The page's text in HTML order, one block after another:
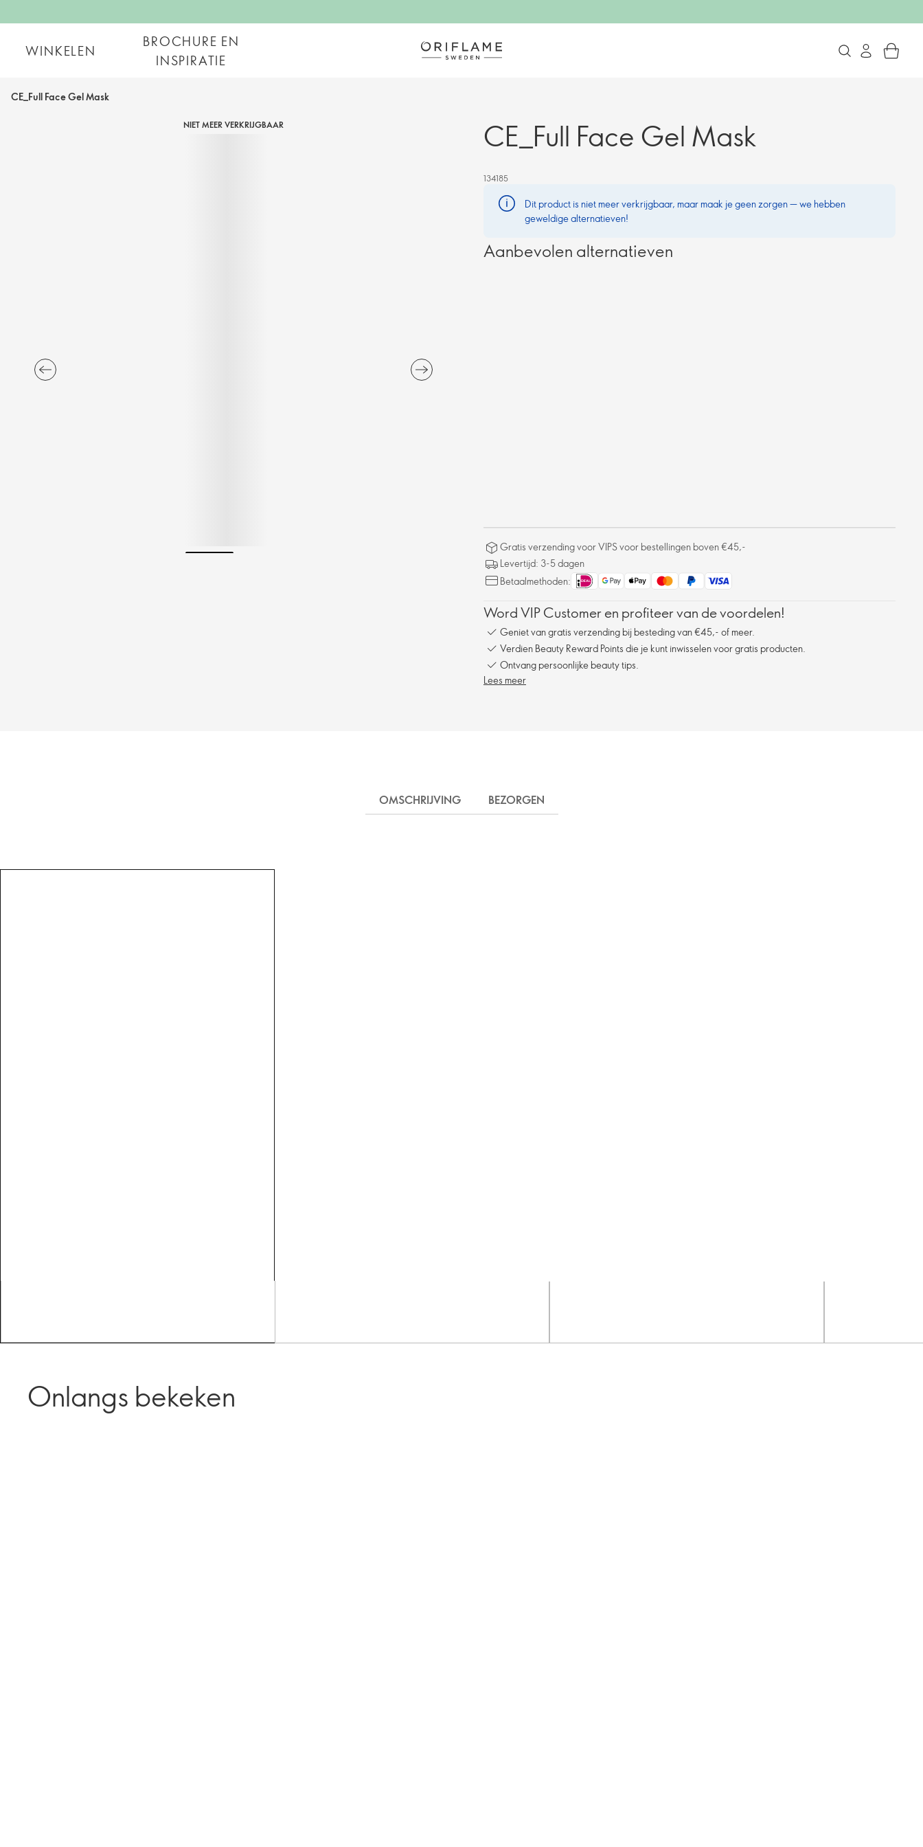
WINKELEN
BROCHURE EN
INSPIRATIE
CE_Full Face Gel Mask
NIET MEER VERKRIJGBAAR CE_Full Face Gel Mask
134185
Dit product is niet meer verkrijgbaar, maar maak je geen zorgen — we hebben
geweldige alternatieven!
Aanbevolen alternatieven
Gratis verzending voor VIPS voor bestellingen boven €45,-
Levertijd: 3-5 dagen
Betaalmethoden:
Word VIP Customer en profiteer van de voordelen!
Geniet van gratis verzending bij besteding van €45,- of meer.
Verdien Beauty Reward Points die je kunt inwisselen voor gratis producten.
Ontvang persoonlijke beauty tips.
Lees meer
OMSCHRIJVING BEZORGEN
Onlangs bekeken